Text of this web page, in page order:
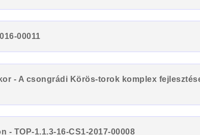
00011
- A csongrádi Körös-torok komplex
TOP-1.1.3-16-CS1-2017-00008